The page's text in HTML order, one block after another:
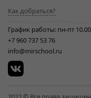
Как добраться?
График работы: пн-пт
+7 960 737 53 76
info@mirschool.ru